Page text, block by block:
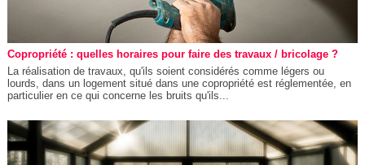
Copropriété : quelles horaires pour faire des travaux / bricolage ?
La réalisation de travaux, qu'ils soient considérés comme légers ou
lourds, dans un logement situé dans une copropriété est réglementée, en
particulier en ce qui concerne les bruits qu'ils...